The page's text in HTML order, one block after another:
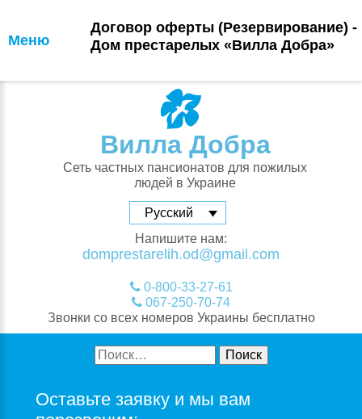
Skip
to
content
Русский
Вилла Добра
Сеть частных пансионатов для пожилых
людей в Украине
Напишите нам:
domprestarelih.od@gmail.com
0-800-33-27-61
067-250-70-74
Звонки со всех номеров Украины бесплатно
Найти:
Оставьте заявку и мы вам
Меню
Договор оферты (Резервирование) -
Дом престарелых «Вилла Добра»